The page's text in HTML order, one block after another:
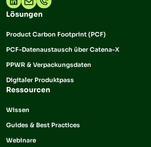
Lösungen
Product Carbon Footprint (PCF)
PCF-Datenaustausch über Catena-X
PPWR & Verpackungsdaten
Digitaler Produktpass
Ressourcen
Wissen
Guides & Best Practices
Webinare